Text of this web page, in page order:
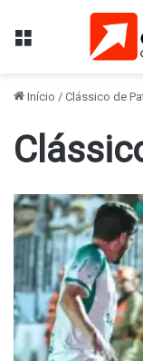
Menu
Início / Clássico de